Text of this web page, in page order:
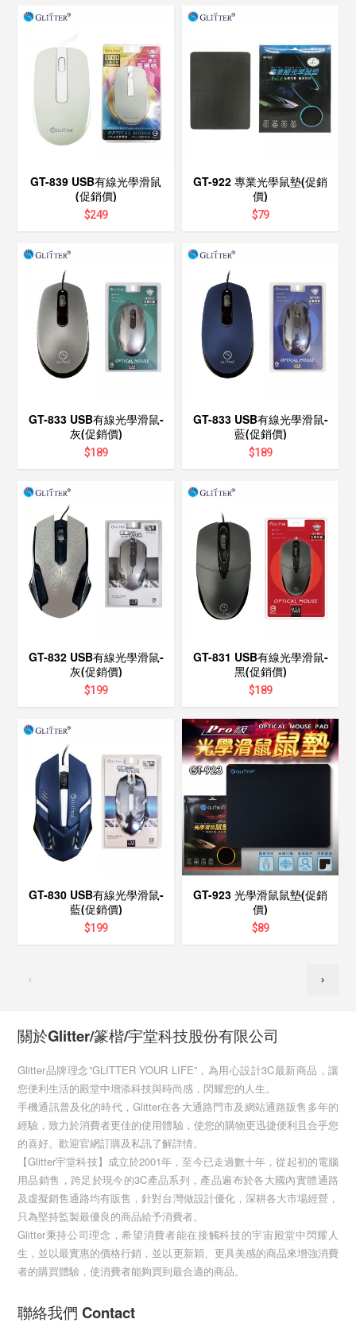
GT-839 USB有線光學滑鼠
(促銷價)
$249
GT-922 專業光學鼠墊(促銷
價)
$79
GT-833 USB有線光學滑鼠-
灰(促銷價)
$189
GT-833 USB有線光學滑鼠-
藍(促銷價)
$189
GT-832 USB有線光學滑鼠-
灰(促銷價)
$199
GT-831 USB有線光學滑鼠-
黑(促銷價)
$189
GT-830 USB有線光學滑鼠-
藍(促銷價)
$199
GT-923 光學滑鼠鼠墊(促銷
價)
$89
關於Glitter/篆楷/宇堂科技股份有限公司
Glitter品牌理念”GLITTER YOUR LIFE”，為用心設計3C最新商品，讓
您便利生活的殿堂中增添科技與時尚感，閃耀您的人生。
手機通訊普及化的時代，Glitter在各大通路門市及網站通路販售多年的
經驗，致力於消費者更佳的使用體驗，使您的購物更迅捷便利且合乎您
的喜好。歡迎官網訂購及私訊了解詳情。
【Glitter宇堂科技】成立於2001年，至今已走過數十年，從起初的電腦
用品銷售，跨足於現今的3C產品系列，產品遍布於各大國內實體通路
及虛擬銷售通路均有販售，針對台灣做設計優化，深耕各大市場經營，
只為堅持監製最優良的商品給予消費者。
Glitter秉持公司理念，希望消費者能在接觸科技的宇宙殿堂中閃耀人
生，並以最實惠的價格行銷，並以更新穎、更具美感的商品來增強消費
者的購買體驗，使消費者能夠買到最合適的商品。
聯絡我們 Contact